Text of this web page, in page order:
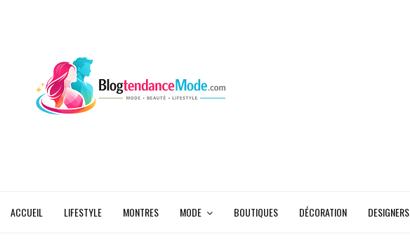
ACCUEIL LIFESTYLE MONTRES MODE BOUTIQUES DÉCORATION DESIGNERS